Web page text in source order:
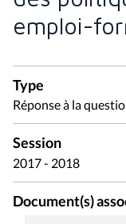
emploi-
Type
Réponse à la
Session
2017 - 2018
Document(s)